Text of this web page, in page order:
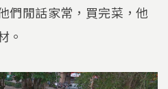
們閒話家常，買完菜，他
。